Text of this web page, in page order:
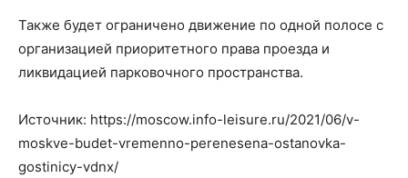
Также будет ограничено движение по одной полосе с
организацией приоритетного права проезда и
ликвидацией парковочного пространства.
Источник: https://moscow.info-leisure.ru/2021/06/v-
moskve-budet-vremenno-perenesena-ostanovka-
gostinicy-vdnx/